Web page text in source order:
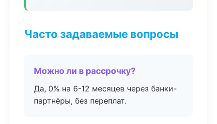
Часто задаваемые вопросы
Можно ли в рассрочку?
Да, 0% на 6-12 месяцев через банки-
партнёры, без переплат.